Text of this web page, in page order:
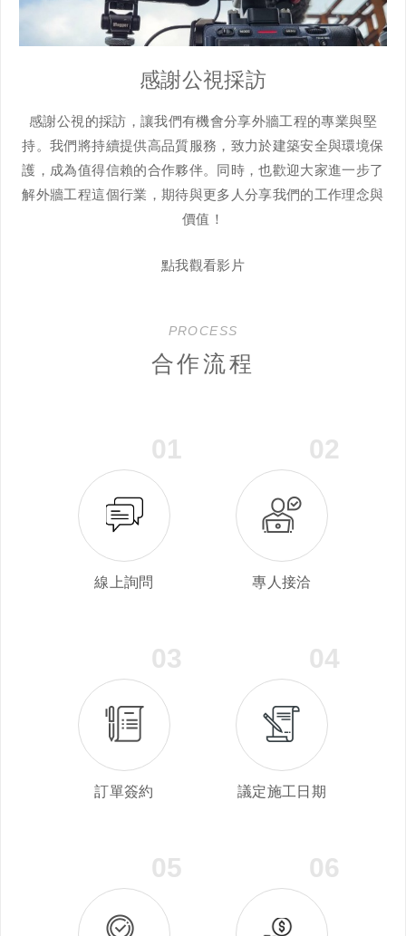
感謝公視採訪
感謝公視的採訪，讓我們有機會分享外牆工程的專業與堅
持。我們將持續提供高品質服務，致力於建築安全與環境保
護，成為值得信賴的合作夥伴。同時，也歡迎大家進一步了
解外牆工程這個行業，期待與更多人分享我們的工作理念與
價值！
點我觀看影片
PROCESS
合作流程
01
線上詢問
02
專人接洽
03
訂單簽約
04
議定施工日期
05 06